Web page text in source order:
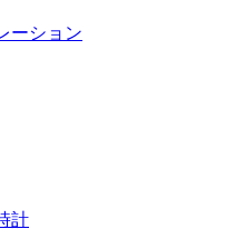
ーション
計